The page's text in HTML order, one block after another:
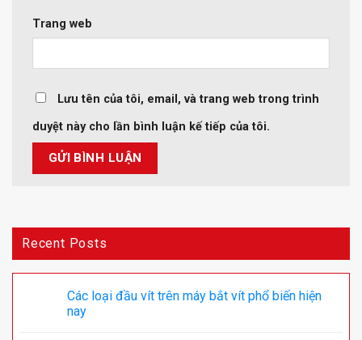
Trang web
Lưu tên của tôi, email, và trang web trong trình
duyệt này cho lần bình luận kế tiếp của tôi.
Recent Posts
Các loại đầu vít trên máy bắt vít phổ biến hiện
nay